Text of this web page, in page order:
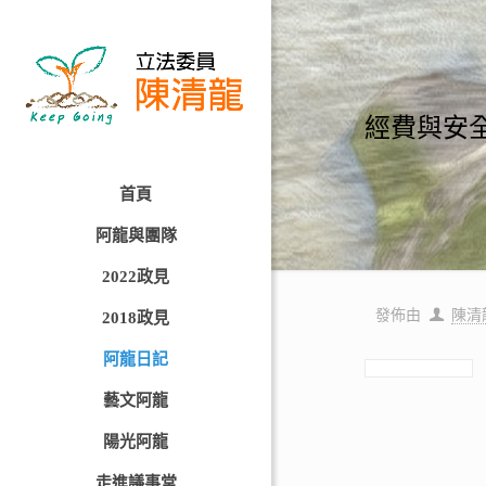
首頁
阿龍與團隊
2022政見
2018政見
阿龍日記
藝文阿龍
陽光阿龍
經費與安
發佈由 陳